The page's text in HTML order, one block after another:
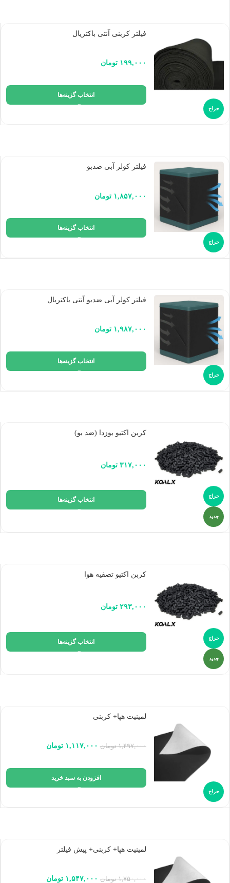
حراج
فیلتر کربنی آنتی باکتریال
۱۹۹,۰۰۰ تومان
انتخاب گزینه‌ها
حراج
فیلتر کولر آبی ضدبو
۱,۸۵۷,۰۰۰ تومان
انتخاب گزینه‌ها
حراج
فیلتر کولر آبی ضدبو آنتی باکتریال
۱,۹۸۷,۰۰۰ تومان
انتخاب گزینه‌ها
حراج
جدید
کربن اکتیو بوزدا (ضد بو)
۳۱۷,۰۰۰ تومان
انتخاب گزینه‌ها
حراج
جدید
کربن اکتیو تصفیه هوا
۲۹۳,۰۰۰ تومان
انتخاب گزینه‌ها
حراج
لمینیت هپا+ کربنی
۱,۴۹۷,۰۰۰ تومان ۱,۱۱۷,۰۰۰ تومان
افزودن به سبد خرید
لمینیت هپا+ کربنی+ پیش فیلتر
۱,۷۵۰,۰۰۰ تومان ۱,۵۴۷,۰۰۰ تومان